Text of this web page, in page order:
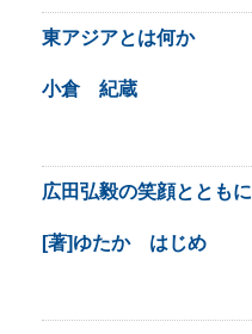
東アジアとは何か
小倉 紀蔵
広田弘毅の笑顔とともに
[著]ゆたか はじめ